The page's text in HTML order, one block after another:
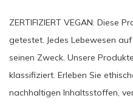
ZERTIFIZIERT VEGAN: Diese
getestet. Jedes Lebewesen
seinen Zweck. Unsere
klassifiziert. Erleben Sie
nachhaltigen Inhaltsstoffen,